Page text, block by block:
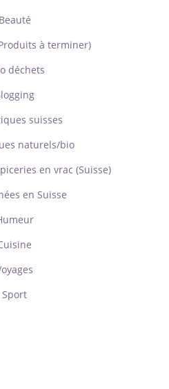
Beauté
à terminer)
déchets
suisses
naturels/bio
en vrac (Suisse)
en Suisse
Sport